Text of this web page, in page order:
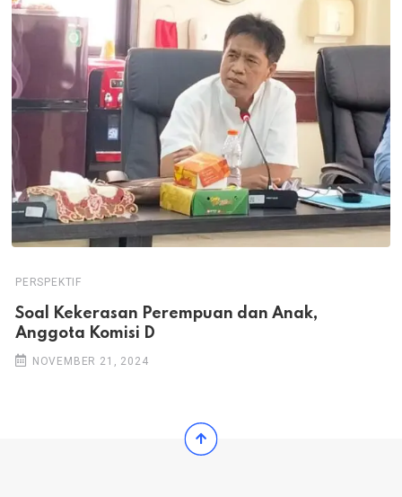
PERSPEKTIF
Soal Kekerasan Perempuan dan Anak,
Anggota Komisi D
NOVEMBER 21, 2024